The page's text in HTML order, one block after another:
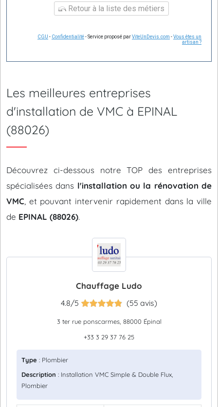
Retour à la liste des métiers
CGU - Confidentialité- Service proposé parViteUnDevis.com -Vous êtes un
artisan ?
Les meilleures entreprises
d'installation de VMC à EPINAL
(88026)
Découvrez ci-dessous notre TOP des entreprises
spécialisées dans l'installation ou la rénovation de
VMC , et pouvant intervenir rapidement dans la ville
de EPINAL (88026).
Chauffage Ludo
4.8/5 (55 avis)
3 ter rue ponscarmes, 88000 Épinal
+33 3 29 37 76 25
Type : Plombier
Description : Installation VMC Simple & Double Flux,
Plombier